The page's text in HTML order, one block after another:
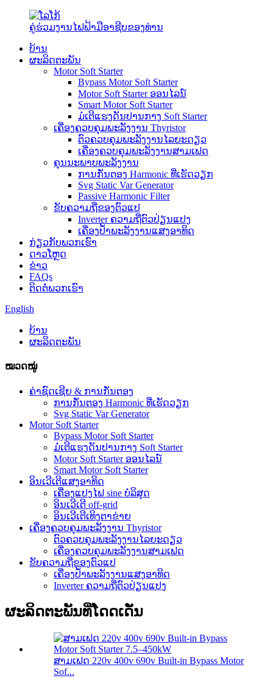
ຄູ່ຮ່ວມງານໄຟຟ້າມືອາຊີບຂອງທ່ານ
ບ້ານ
ຜະລິດຕະພັນ
Motor Soft Starter
Bypass Motor Soft Starter
Motor Soft Starter ອອນໄລນ໌
Smart Motor Soft Starter
ມໍເຕີແຮງດັນປານກາງ Soft Starter
ເຄື່ອງຄວບຄຸມພະລັງງານ Thyristor
ຕົວຄວບຄຸມພະລັງງານໄລຍະດຽວ
ເຄື່ອງຄວບຄຸມພະລັງງານສາມເຟດ
ຄຸນນະພາບພະລັງງານ
ການກັ່ນຕອງ Harmonic ທີ່ເຮັດວຽກ
Svg Static Var Generator
Passive Harmonic Filter
ຂັບຄວາມຖີ່ຂອງຕົວແປ
Inverter ຄວາມຖີ່ຕົວປ່ຽນແປງ
ເຄື່ອງປ້ຳພະລັງງານແສງອາທິດ
ກ່ຽວ​ກັບ​ພວກ​ເຮົາ
ດາວໂຫຼດ
ຂ່າວ
FAQs
ຕິດ​ຕໍ່​ພວກ​ເຮົາ
English
ບ້ານ
ຜະລິດຕະພັນ
ໝວດໝູ່
ຄ່າຊົດເຊີຍ & ການກັ່ນຕອງ
ການກັ່ນຕອງ Harmonic ທີ່ເຮັດວຽກ
Svg Static Var Generator
Motor Soft Starter
Bypass Motor Soft Starter
ມໍເຕີແຮງດັນປານກາງ Soft Starter
Motor Soft Starter ອອນໄລນ໌
Smart Motor Soft Starter
ອິນເວີເຕີແສງອາທິດ
ເຄື່ອງແປງໄຟ sine ບໍລິສຸດ
ອິນເວີເຕີ off-grid
ອິນເວີເຕີເທິງຕາຂ່າຍ
ເຄື່ອງຄວບຄຸມພະລັງງານ Thyristor
ຕົວຄວບຄຸມພະລັງງານໄລຍະດຽວ
ເຄື່ອງຄວບຄຸມພະລັງງານສາມເຟດ
ຂັບຄວາມຖີ່ຂອງຕົວແປ
ເຄື່ອງປ້ຳພະລັງງານແສງອາທິດ
Inverter ຄວາມຖີ່ຕົວປ່ຽນແປງ
ຜະລິດຕະພັນທີ່ໂດດເດັ່ນ
ສາມເຟດ 220v 400v 690v Built-in Bypass Motor
Sof...